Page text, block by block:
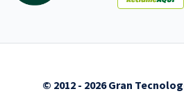
© 2012 - 2026 Gran